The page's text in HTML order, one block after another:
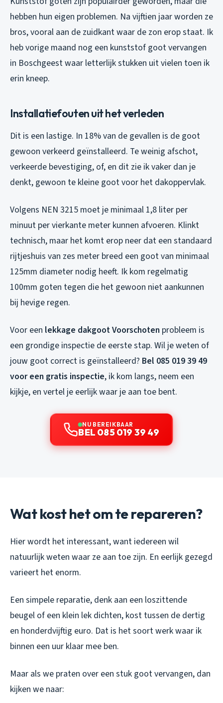
hebben hun eigen problemen. Na vijftien jaar worden ze
bros, vooral aan de zuidkant waar de zon erop staat. Ik
heb vorige maand nog een kunststof goot vervangen
in Boschgeest waar letterlijk stukken uit vielen toen ik
erin kneep.
Installatiefouten uit het verleden
Dit is een lastige. In 18% van de gevallen is de goot
gewoon verkeerd geïnstalleerd. Te weinig afschot,
verkeerde bevestiging, of, en dit zie ik vaker dan je
denkt, gewoon te kleine goot voor het dakoppervlak.
Volgens NEN 3215 moet je minimaal 1,8 liter per
minuut per vierkante meter kunnen afvoeren. Klinkt
technisch, maar het komt erop neer dat een standaard
rijtjeshuis van zes meter breed een goot van minimaal
125mm diameter nodig heeft. Ik kom regelmatig
100mm goten tegen die het gewoon niet aankunnen
bij hevige regen.
Voor een lekkage dakgoot Voorschoten probleem is
een grondige inspectie de eerste stap. Wil je weten of
jouw goot correct is geïnstalleerd? Bel 085 019 39 49
voor een gratis inspectie, ik kom langs, neem een
kijkje, en vertel je eerlijk waar je aan toe bent.
NU BEREIKBAAR
BEL 085 019 39 49
Wat kost het om te repareren?
Hier wordt het interessant, want iedereen wil
natuurlijk weten waar ze aan toe zijn. En eerlijk gezegd
varieert het enorm.
Een simpele reparatie, denk aan een loszittende
beugel of een klein lek dichten, kost tussen de dertig
en honderdvijftig euro. Dat is het soort werk waar ik
binnen een uur klaar mee ben.
Maar als we praten over een stuk goot vervangen, dan
kijken we naar: